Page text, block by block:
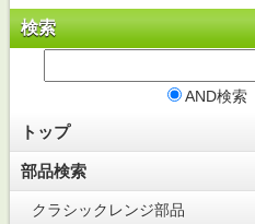
検索
AND検索
トップ
部品検索
クラシックレンジ部品